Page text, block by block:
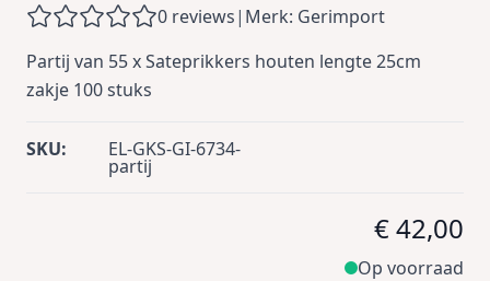
0 reviews| Merk: Gerimport
Partij van 55 x Sateprikkers houten lengte 25cm
zakje 100 stuks
SKU: EL-GKS-GI-6734-
partij
€ 42,00
Op voorraad